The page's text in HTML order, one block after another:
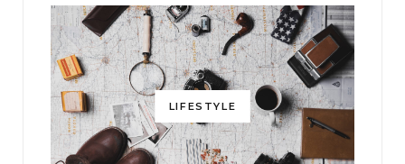
LIFESTYLE